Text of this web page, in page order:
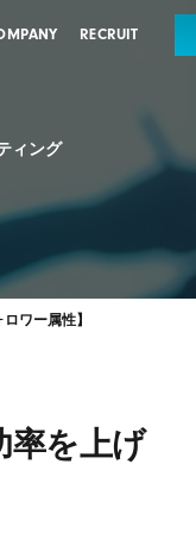
RECRUIT
ィング
ワー属性】
率を上げ